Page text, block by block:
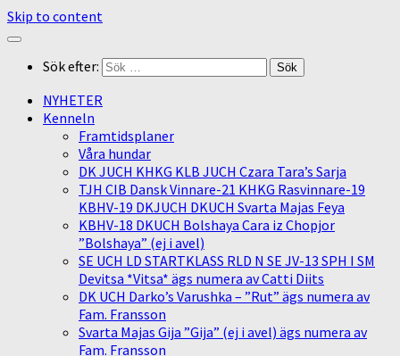
Skip to content
Sök efter:
NYHETER
Kenneln
Framtidsplaner
Våra hundar
DK JUCH KHKG KLB JUCH Czara Tara’s Sarja
TJH CIB Dansk Vinnare-21 KHKG Rasvinnare-19
KBHV-19 DKJUCH DKUCH Svarta Majas Feya
KBHV-18 DKUCH Bolshaya Cara iz Chopjor
”Bolshaya” (ej i avel)
SE UCH LD STARTKLASS RLD N SE JV-13 SPH I SM
Devitsa *Vitsa* ägs numera av Catti Diits
DK UCH Darko’s Varushka – ”Rut” ägs numera av
Fam. Fransson
Svarta Majas Gija ”Gija” (ej i avel) ägs numera av
Fam. Fransson